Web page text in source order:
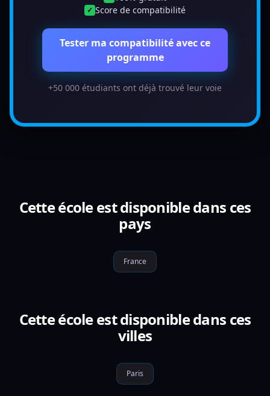
✓ Score de compatibilité
Tester ma compatibilité avec ce
programme
+50 000 étudiants ont déjà trouvé leur voie
Cette école est disponible dans ces
pays
France
Cette école est disponible dans ces
villes
Paris